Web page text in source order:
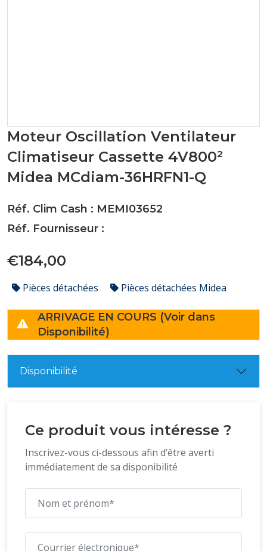
Moteur Oscillation Ventilateur
Climatiseur Cassette 4V800²
Midea MCdiam-36HRFN1-Q
Réf. Clim Cash : MEMI03652
Réf. Fournisseur :
€184,00
Pièces détachées Pièces détachées Midea
ARRIVAGE EN COURS (Voir dans
Disponibilité)
Disponibilité
Ce produit vous intéresse ?
Inscrivez-vous ci-dessous afin d’être averti
immédiatement de sa disponibilité